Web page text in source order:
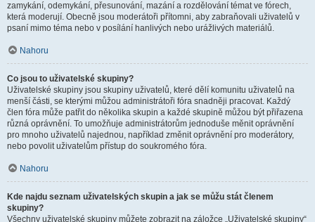
zamykání, odemykání, přesunování, mazání a rozdělování témat ve fórech,
která moderují. Obecně jsou moderátoři přítomni, aby zabraňovali uživatelů v
psaní mimo téma nebo v posílání hanlivých nebo urážlivých materiálů.
Nahoru
Co jsou to uživatelské skupiny?
Uživatelské skupiny jsou skupiny uživatelů, které dělí komunitu uživatelů na
menší části, se kterými můžou administrátoři fóra snadněji pracovat. Každý
člen fóra může patřit do několika skupin a každé skupině můžou být přiřazena
různá oprávnění. To umožňuje administrátorům jednoduše měnit oprávnění
pro mnoho uživatelů najednou, například změnit oprávnění pro moderátory,
nebo povolit uživatelům přístup do soukromého fóra.
Nahoru
Kde najdu seznam uživatelských skupin a jak se můžu stát členem
skupiny?
Všechny uživatelské skupiny můžete zobrazit na záložce „Uživatelské skupiny“